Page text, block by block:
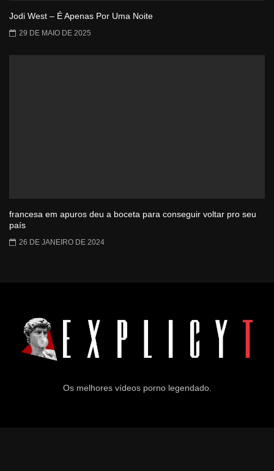
Jodi West – É Apenas Por Uma Noite
29 DE MAIO DE 2025
francesa em apuros deu a boceta para conseguir voltar pro seu
país
26 DE JANEIRO DE 2024
Os melhores vídeos porno legendado.